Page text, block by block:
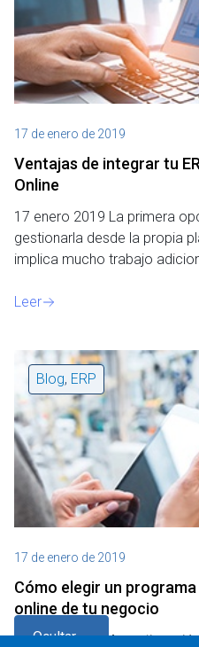
Ocultar
17 de enero de 2019
Ventajas de integrar tu
Online
17 enero 2019 La primera
gestionarla desde la propia
implica mucho trabajo
Leer
Blog, ERP
17 de enero de 2019
Cómo elegir un
online de tu negocio
17 enero 2019 A